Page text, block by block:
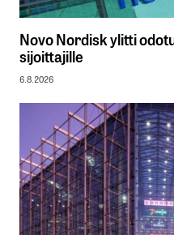
Novo Nordisk ylitti
sijoittajille
6.8.2026